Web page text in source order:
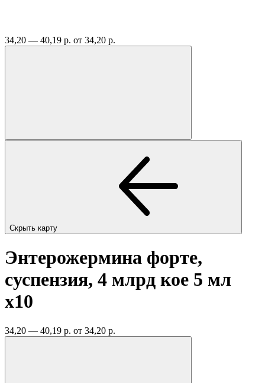
34,20 — 40,19 р. от 34,20 р.
Скрыть карту
Энтерожермина форте,
суспензия, 4 млрд кое 5 мл
x10
34,20 — 40,19 р. от 34,20 р.